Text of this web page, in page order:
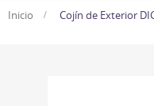
Inicio > Cojín de Exterior